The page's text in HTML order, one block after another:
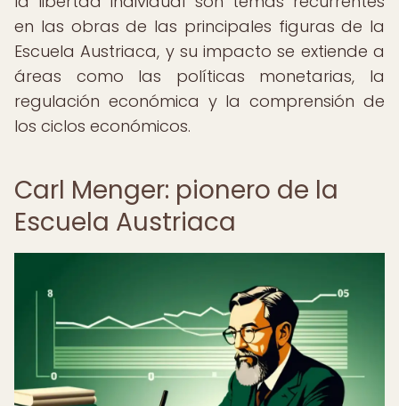
en las obras de las principales figuras de la
Escuela Austriaca, y su impacto se extiende a
áreas como las políticas monetarias, la
regulación económica y la comprensión de
los ciclos económicos.
Carl Menger: pionero de la
Escuela Austriaca